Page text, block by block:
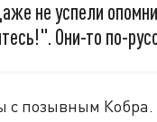
не успели
Они-то по-
с позывным Кобра.